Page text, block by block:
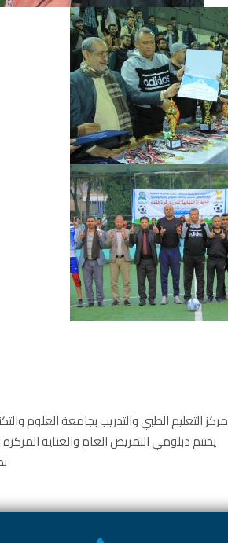
مركز التعليم الطبي والتدريب بجامعة العلوم
يختتم دبلومي التمريض العام والعناية المركزة